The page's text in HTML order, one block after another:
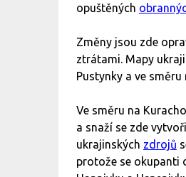
opuštěných
Změny jsou zde
ztrátami. Mapy
Pustynky a ve
Ve směru na
a snaží se zde
ukrajinských zdrojů
protože se okupanti